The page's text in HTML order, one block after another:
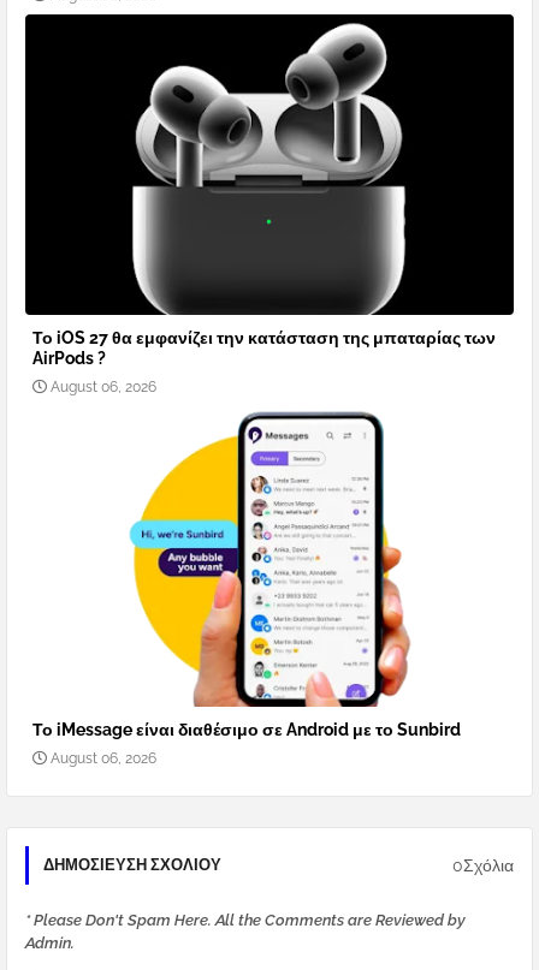
Το iOS 27 θα εμφανίζει την κατάσταση της μπαταρίας των
AirPods ?
August 06, 2026
Το iMessage είναι διαθέσιμο σε Android με το Sunbird
August 06, 2026
ΔΗΜΟΣΊΕΥΣΗ ΣΧΟΛΊΟΥ 0Σχόλια
* Please Don't Spam Here. All the Comments are Reviewed by
Admin.